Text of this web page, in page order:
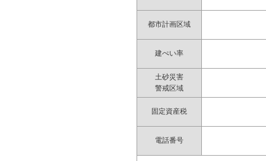
都市計画区域
建ぺい率
土砂災害
警戒区域
固定資産税
電話番号